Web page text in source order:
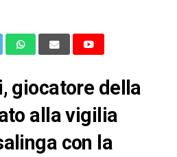
giocatore della
alla vigilia
con la